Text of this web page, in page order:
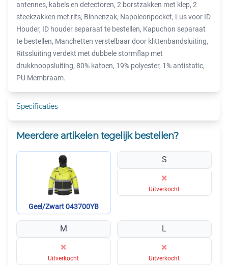
antennes, kabels en detectoren, 2 borstzakken met klep, 2
steekzakken met rits, Binnenzak, Napoleonpocket, Lus voor ID
Houder, ID houder separaat te bestellen, Kapuchon separaat
te bestellen, Manchetten verstelbaar door klittenbandsluiting,
Ritssluiting verdekt met dubbele stormflap met
drukknoopsluiting, 80% katoen, 19% polyester, 1% antistatic,
PU Membraam.
Specificaties
Meerdere artikelen tegelijk bestellen?
Geel/Zwart 043700YB
S
×
Uitverkocht
M
×
Uitverkocht
L
×
Uitverkocht